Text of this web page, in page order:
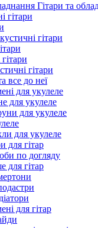
Гітари та
гітари
гітари
гітари
все до неї
для укулеле
для укулеле
для укулеле
для укулеле
для гітар
по догляду
для гітар
для гітар